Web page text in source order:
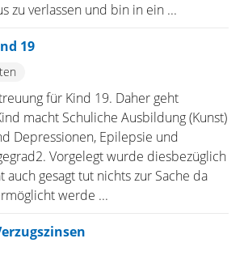
zu verlassen und bin in ein ...
19
für Kind 19. Daher geht
macht Schuliche Ausbildung (Kunst)
Depressionen, Epilepsie und
Vorgelegt wurde diesbezüglich
auch gesagt tut nichts zur Sache da
werde ...